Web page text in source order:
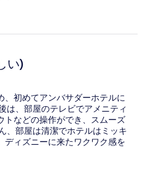
い)
、初めてアンバサダーホテルに
は、部屋のテレビでアメニティ
トなどの操作ができ、スムーズ
、部屋は清潔でホテルはミッキ
ディズニーに来たワクワク感を